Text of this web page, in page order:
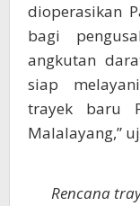
dioperasikan
bagi
angkutan
siap
trayek baru
Malalayang,”
Rencana